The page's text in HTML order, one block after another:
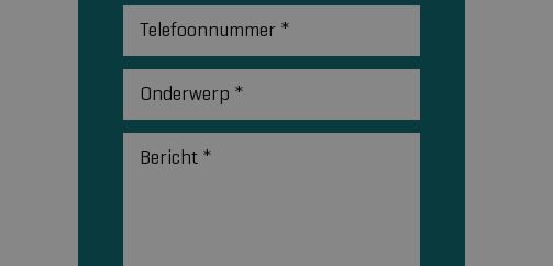
Telefoonnummer *
Onderwerp *
Bericht *